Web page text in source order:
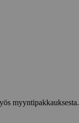
myyntipakkauksesta.